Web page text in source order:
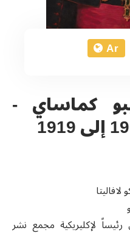
Ar
كماساي -
1889: عُيّن رئيساً لإكليريكية مجمع نشر